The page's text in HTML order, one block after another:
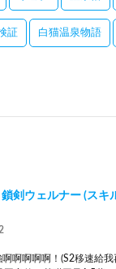
証 白猫温泉物語
鎖剣ウェルナー (スキ
啊啊啊啊！(S2移速給